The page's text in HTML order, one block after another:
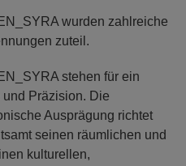
wurden zahlreiche
zuteil.
stehen für ein
Präzision. Die
Ausprägung richtet
seinen räumlichen und
kulturellen,